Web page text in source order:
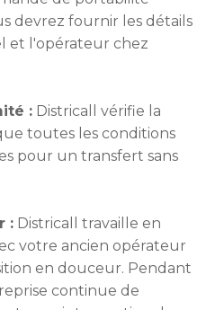
devrez fournir les détails
et l'opérateur chez
: Districall vérifie la
toutes les conditions
pour un transfert sans
: Districall travaille en
votre ancien opérateur
en douceur. Pendant
continue de